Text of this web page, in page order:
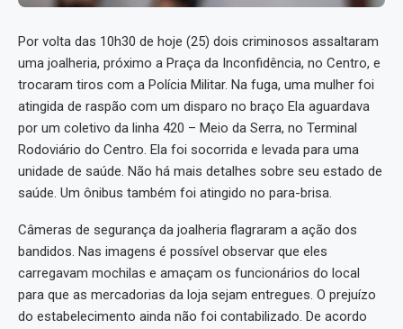
Por volta das 10h30 de hoje (25) dois criminosos assaltaram
uma joalheria, próximo a Praça da Inconfidência, no Centro, e
trocaram tiros com a Polícia Militar. Na fuga, uma mulher foi
atingida de raspão com um disparo no braço Ela aguardava
por um coletivo da linha 420 – Meio da Serra, no Terminal
Rodoviário do Centro. Ela foi socorrida e levada para uma
unidade de saúde. Não há mais detalhes sobre seu estado de
saúde. Um ônibus também foi atingido no para-brisa.
Câmeras de segurança da joalheria flagraram a ação dos
bandidos. Nas imagens é possível observar que eles
carregavam mochilas e amaçam os funcionários do local
para que as mercadorias da loja sejam entregues. O prejuízo
do estabelecimento ainda não foi contabilizado. De acordo